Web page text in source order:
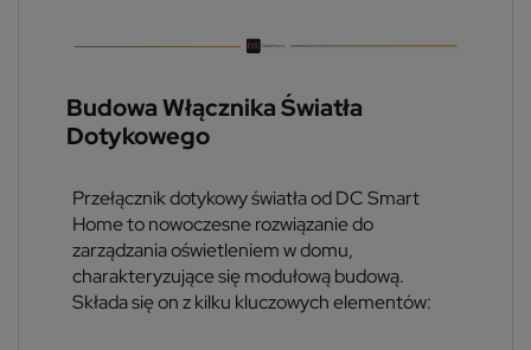
Budowa Włącznika Światła
Dotykowego
Przełącznik dotykowy światła od DC Smart
Home to nowoczesne rozwiązanie do
zarządzania oświetleniem w domu,
charakteryzujące się modułową budową.
Składa się on z kilku kluczowych elementów: